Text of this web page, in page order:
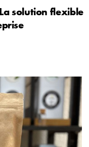
solution flexible